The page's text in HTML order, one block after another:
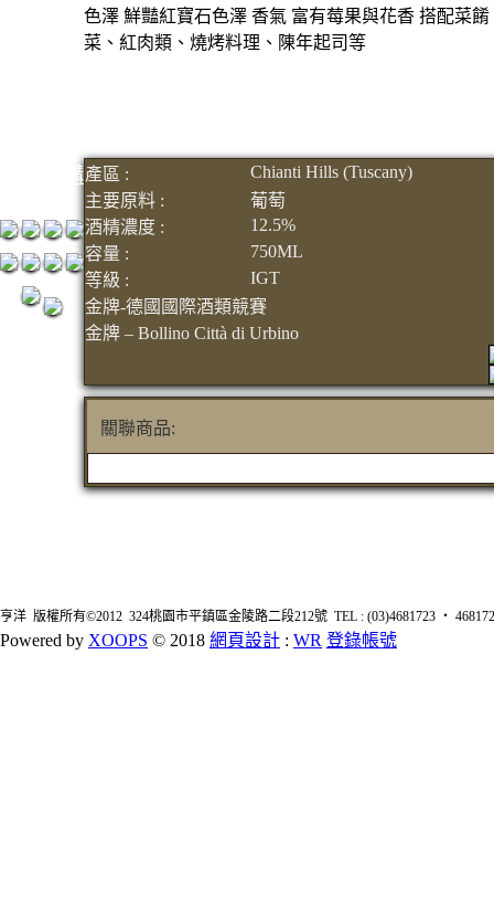
烈洒箱購
色澤 鮮豔紅寶石色澤 香氣 富有莓果與花香 搭配菜
菜、紅肉類、燒烤料理、陳年起司等
產區 :
Chianti Hills (Tuscany)
主要原料 :
葡萄
酒精濃度 :
12.5%
容量 :
750ML
等級 :
IGT
金牌-德國國際酒類競賽
金牌 – Bollino Città di Urbino
關聯商品:
亨洋 版權所有©2012 324桃園市平鎮區金陵路二段212號 TEL : (03)4681723 ‧
Powered by XOOPS © 2018 網頁設計 : WR 登錄帳號